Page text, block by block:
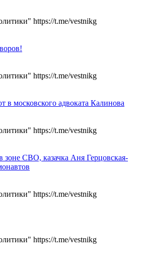
https://t.me/vestnikg
https://t.me/vestnikg
московского адвоката Калинова
https://t.me/vestnikg
зоне СВО, казачка Аня Герцовская-
https://t.me/vestnikg
https://t.me/vestnikg